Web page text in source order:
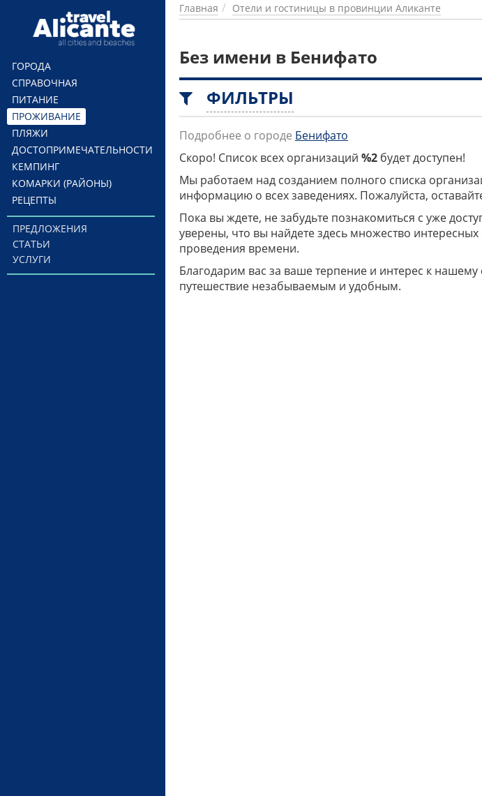
Перейти к основному содержанию
ГОРОДА
СПРАВОЧНАЯ
ПИТАНИЕ
ПРОЖИВАНИЕ
ПЛЯЖИ
ДОСТОПРИМЕЧАТЕЛЬНОСТИ
КЕМПИНГ
КОМАРКИ (РАЙОНЫ)
РЕЦЕПТЫ
ПРЕДЛОЖЕНИЯ
СТАТЬИ
УСЛУГИ
Главная Отели и гостиницы в провинции Аликанте
Без имени в Бенифато
ФИЛЬТРЫ
Подробнее о городе Бенифато
Скоро! Список всех организаций %2 будет доступен!
Мы работаем над созданием полного списка
информацию о всех заведениях. Пожалуйста,
Пока вы ждете, не забудьте познакомиться с уже
уверены, что вы найдете здесь множество
проведения времени.
Благодарим вас за ваше терпение и интерес к
путешествие незабываемым и удобным.